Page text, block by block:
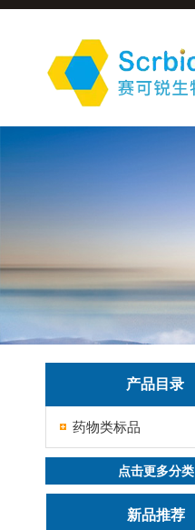
产品目录
药物类标品
点击更多分类
新品推荐